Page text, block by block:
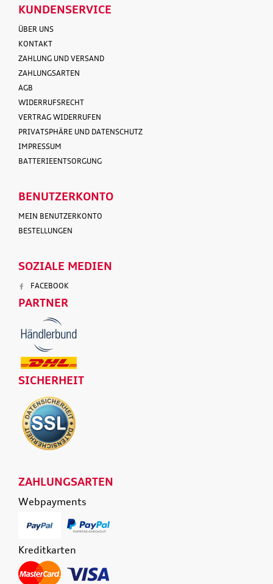
KUNDENSERVICE
ÜBER UNS
KONTAKT
ZAHLUNG UND VERSAND
ZAHLUNGSARTEN
AGB
WIDERRUFSRECHT
VERTRAG WIDERRUFEN
PRIVATSPHÄRE UND DATENSCHUTZ
IMPRESSUM
BATTERIEENTSORGUNG
BENUTZERKONTO
MEIN BENUTZERKONTO
BESTELLUNGEN
SOZIALE MEDIEN
FACEBOOK
PARTNER
SICHERHEIT
ZAHLUNGSARTEN
Webpayments
Kreditkarten